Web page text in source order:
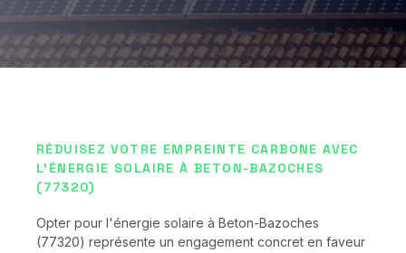
RÉDUISEZ VOTRE EMPREINTE CARBONE AVEC
L'ÉNERGIE SOLAIRE À BETON-BAZOCHES
(77320)
Opter pour l'énergie solaire à Beton-Bazoches
(77320) représente un engagement concret en faveur